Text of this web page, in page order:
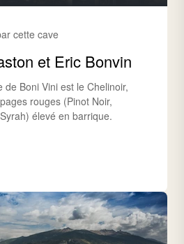
cette cave
et Eric Bonvin
de Boni Vini est le Chelinoir,
rouges (Pinot Noir,
élevé en barrique.